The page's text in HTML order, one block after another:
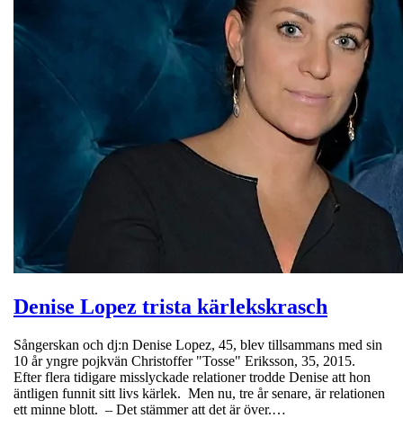
Denise Lopez trista kärlekskrasch
Sångerskan och dj:n Denise Lopez, 45, blev tillsammans med sin
10 år yngre pojkvän Christoffer "Tosse" Eriksson, 35, 2015.
Efter flera tidigare misslyckade relationer trodde Denise att hon
äntligen funnit sitt livs kärlek. Men nu, tre år senare, är relationen
ett minne blott. – Det stämmer att det är över.…